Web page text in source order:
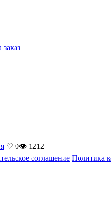
♡ 0👁 1212
соглашение Политика